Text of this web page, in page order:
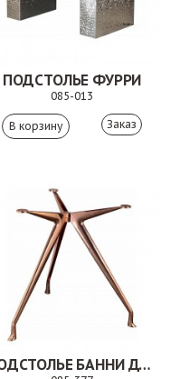
ПОДСТОЛЬЕ ФУРРИ
085-013
Заказ
ПОДСТОЛЬЕ БАННИ ДУО